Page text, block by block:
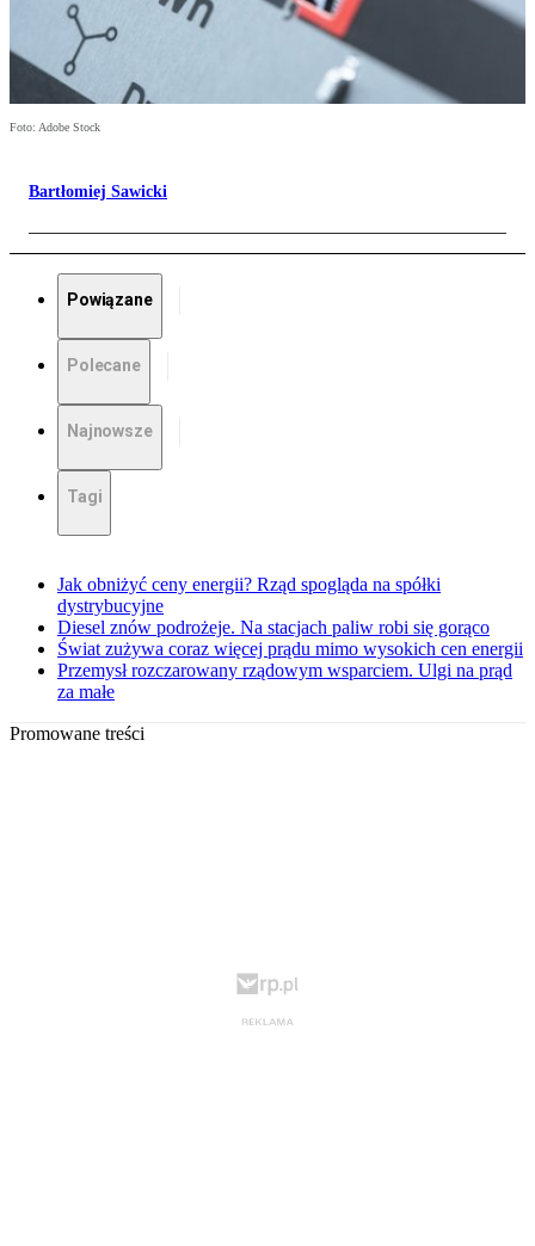
Foto: Adobe Stock
Bartłomiej Sawicki
Powiązane
Polecane
Najnowsze
Tagi
Jak obniżyć ceny energii? Rząd spogląda na spółki
dystrybucyjne
Diesel znów podrożeje. Na stacjach paliw robi się gorąco
Świat zużywa coraz więcej prądu mimo wysokich cen energii
Przemysł rozczarowany rządowym wsparciem. Ulgi na prąd
za małe
Promowane treści